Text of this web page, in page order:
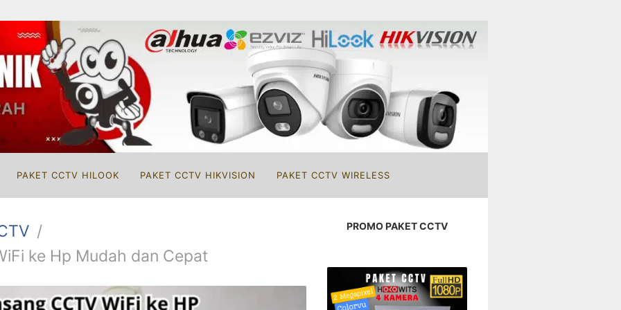
PAKET CCTV HILOOK PAKET CCTV HIKVISION PAKET CCTV WIRELESS
ke Hp Mudah dan Cepat
PROMO PAKET CCTV